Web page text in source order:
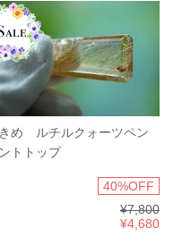
め ルチルクォーツペン
トトップ
40%OFF
¥7,800
¥4,680